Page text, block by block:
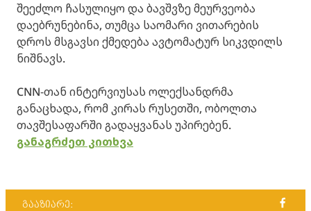
შეეძლო ჩასულიყო და ბავშვზე მეურვეობა
დაებრუნებინა, თუმცა საომარი ვითარების
დროს მსგავსი ქმედება ავტომატურ სიკვდილს
ნიშნავს.
CNN-თან ინტერვიუსას ოლექსანდრმა
განაცხადა, რომ კირას რუსეთში, ობოლთა
თავშესაფარში გადაყვანას უპირებენ.
განაგრძეთ კითხვა
გააზიარე: